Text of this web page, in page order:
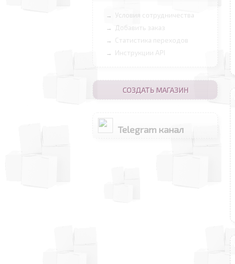
→ Условия сотрудничества
→ Добавить заказ
→ Статистика переходов
→ Инструкции API
СОЗДАТЬ МАГАЗИН
Telegram канал